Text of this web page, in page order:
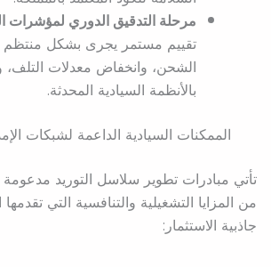
مرحلة التدقيق الدوري لمؤشرات
تقييم مستمر يجرى بشكل منتظم
الشحن، وانخفاض معدلات التلف،
بالأنظمة السيادية المحدثة.
الممكنات السيادية الداعمة لشبكات
تأتي مبادرات تطوير سلاسل التوريد
من المزايا التشغيلية والتنافسية التي تقدمها
جاذبية الاستثمار: